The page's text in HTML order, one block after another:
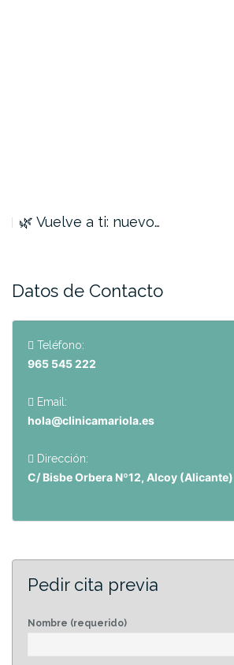
🌿 Vuelve a ti: nuevo…
Datos de Contacto
Teléfono:
965 545 222
Email:
hola@clinicamariola.es
Dirección:
C/ Bisbe Orbera Nº12, Alcoy (Alicante)
Pedir cita previa
Nombre (requerido)